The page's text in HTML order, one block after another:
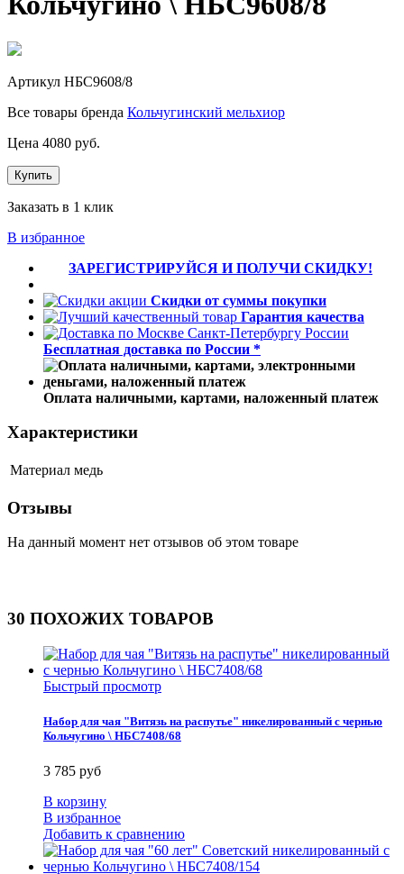
Артикул НБС9608/8
Все товары бренда Кольчугинский мельхиор
Цена 4080 руб.
Купить
Заказать в 1 клик
В избранное
ЗАРЕГИСТРИРУЙСЯ И ПОЛУЧИ СКИДКУ!
Скидки от суммы покупки
Гарантия качества
Бесплатная доставка по России *
Оплата наличными, картами, наложенный платеж
Характеристики
Материал медь
Отзывы
На данный момент нет отзывов об этом товаре
30 ПОХОЖИХ ТОВАРОВ
Быстрый просмотр
Набор для чая "Витязь на распутье" никелированный с чернью
Кольчугино \ НБС7408/68
3 785 руб
В корзину
В избранное
Добавить к сравнению